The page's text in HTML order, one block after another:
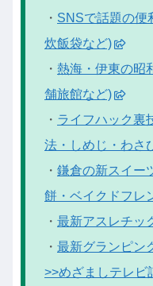
・ SNSで話題の便
炊飯袋など)
・ 熱海・伊東の昭
舗旅館など)
・ ライフハック裏
法・しめじ・わさ
・ 鎌倉の新スイー
餅・ベイクドフレ
・ 最新アスレチッ
・ 最新グランピン
>>めざましテレビ